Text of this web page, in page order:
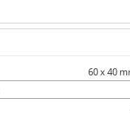
60 x 40